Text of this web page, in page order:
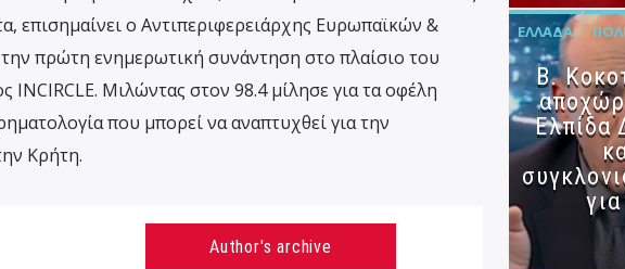
επισημαίνει ο Αντιπεριφερειάρχης Ευρωπαϊκών &
πρώτη ενημερωτική συνάντηση στο πλαίσιο του
Μιλώντας στον 98.4 μίλησε για τα οφέλη
που μπορεί να αναπτυχθεί για την
Κρήτη.
Author's archive
ΕΛΛΆΔΑ
Β.
Ελπίδα